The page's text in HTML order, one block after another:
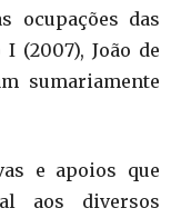
ocupações das
I (2007), João de
sumariamente
e apoios que
aos diversos